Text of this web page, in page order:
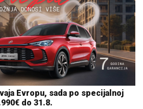
Evropu, sada po specijalnoj
do 31.8.